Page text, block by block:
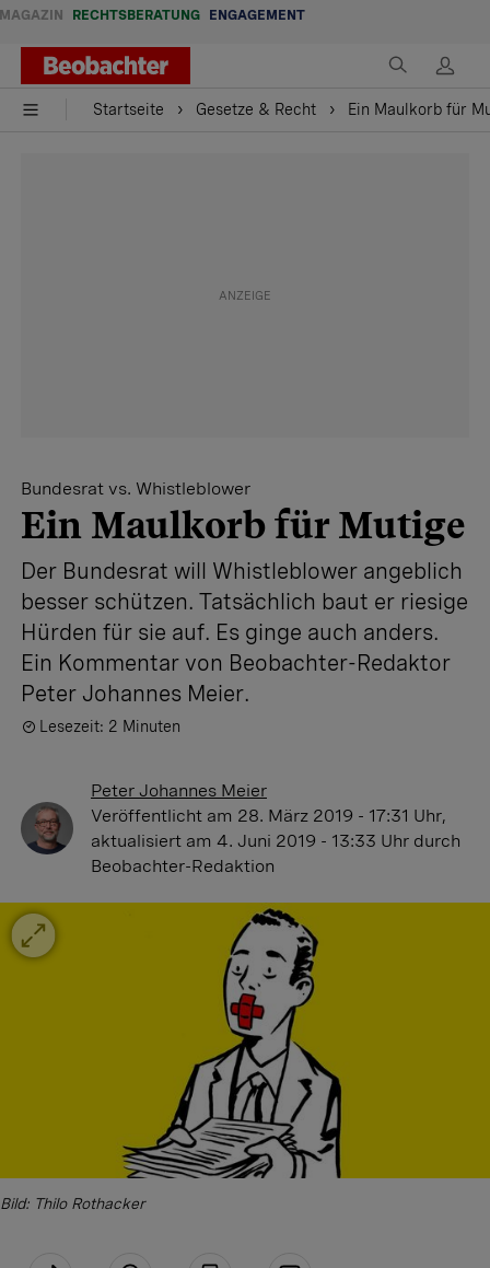
MAGAZIN RECHTSBERATUNG ENGAGEMENT
Startseite Gesetze & Recht Ein Maulkorb für
Bundesrat vs. Whistleblower
Ein Maulkorb für Mutige
Der Bundesrat will Whistleblower angeblich
besser schützen. Tatsächlich baut er riesige
Hürden für sie auf. Es ginge auch anders.
Ein Kommentar von Beobachter-Redaktor
Peter Johannes Meier.
Lesezeit: 2 Minuten
Peter Johannes Meier
Veröffentlicht am 28. März 2019 - 17:31 Uhr,
aktualisiert am 4. Juni 2019 - 13:33 Uhr durch
Beobachter-Redaktion
Bild: Thilo Rothacker